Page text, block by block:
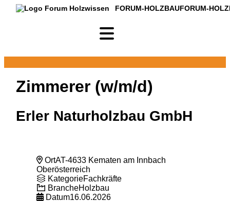
FORUM-HOLZBAUFORUM-
Zimmerer (w/m/d)
Erler Naturholzbau GmbH
OrtAT-4633 Kematen am Innbach
Oberösterreich
KategorieFachkräfte
BrancheHolzbau
Datum16.06.2026